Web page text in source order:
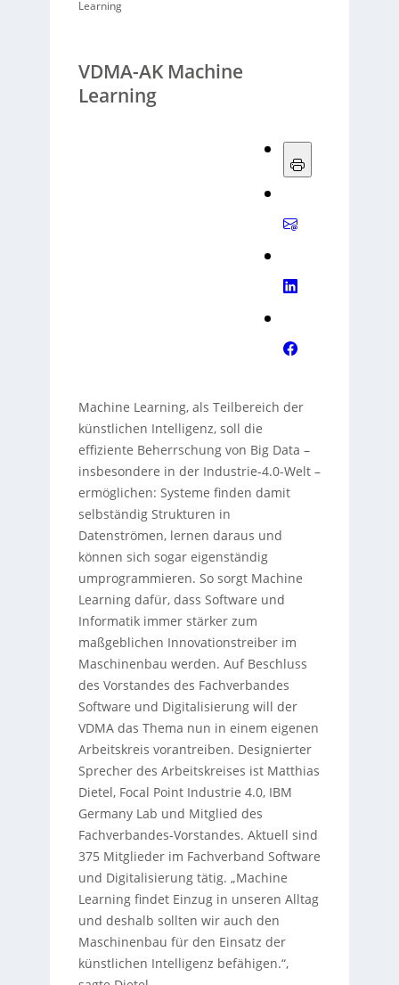
Learning
VDMA-AK Machine
Learning
Machine Learning, als Teilbereich der
künstlichen Intelligenz, soll die
effiziente Beherrschung von Big Data –
insbesondere in der Industrie-4.0-Welt –
ermöglichen: Systeme finden damit
selbständig Strukturen in
Datenströmen, lernen daraus und
können sich sogar eigenständig
umprogrammieren. So sorgt Machine
Learning dafür, dass Software und
Informatik immer stärker zum
maßgeblichen Innovationstreiber im
Maschinenbau werden. Auf Beschluss
des Vorstandes des Fachverbandes
Software und Digitalisierung will der
VDMA das Thema nun in einem eigenen
Arbeitskreis vorantreiben. Designierter
Sprecher des Arbeitskreises ist Matthias
Dietel, Focal Point Industrie 4.0, IBM
Germany Lab und Mitglied des
Fachverbandes-Vorstandes. Aktuell sind
375 Mitglieder im Fachverband Software
und Digitalisierung tätig. „Machine
Learning findet Einzug in unseren Alltag
und deshalb sollten wir auch den
Maschinenbau für den Einsatz der
künstlichen Intelligenz befähigen.“,